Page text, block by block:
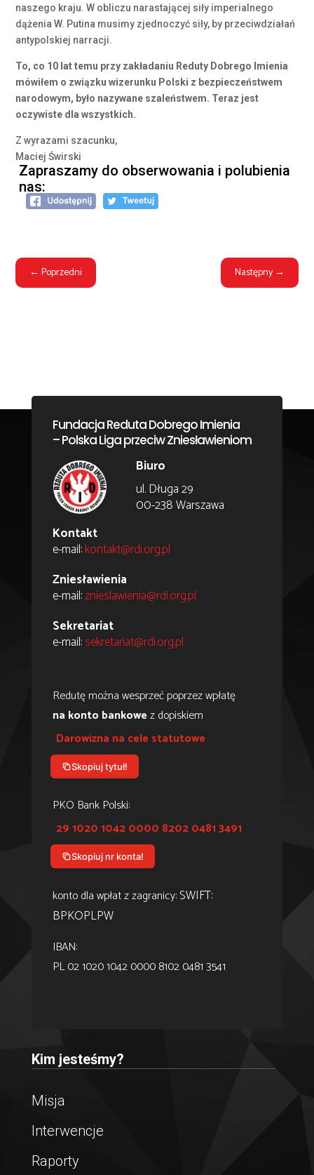
naszego kraju. W obliczu narastającej siły imperialnego
dążenia W. Putina musimy zjednoczyć siły, by przeciwdziałań
antypolskiej narracji.
To, co 10 lat temu przy zakładaniu Reduty Dobrego Imienia
mówiłem o związku wizerunku Polski z bezpieczeństwem
narodowym, było nazywane szaleństwem. Teraz jest
oczywiste dla wszystkich.
Z wyrazami szacunku,
Maciej Świrski
Zapraszamy do obserwowania i polubienia
nas:
←Poprzedni Następny→
Fundacja Reduta Dobrego Imienia
– Polska Liga przeciw Zniesławieniom
Biuro
ul. Długa 29
00-238 Warszawa
Kontakt
e-mail:kontakt@rdi.org.pl
Zniesławienia
e-mail:znieslawienia@rdi.org.pl
Sekretariat
e-mail:sekretariat@rdi.org.pl
Redutę można wesprzeć poprzez wpłatę
na konto bankowez dopiskiem
Darowizna na cele statutowe
Skopiuj tytuł!
PKO Bank Polski:
29 1020 1042 0000 8202 0481 3491
Skopiuj nr konta!
konto dla wpłat z zagranicy:SWIFT:
BPKOPLPW
IBAN:
PL 02 1020 1042 0000 8102 0481 3541
Kim jesteśmy?
Misja
Interwencje
Raporty